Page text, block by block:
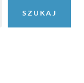
SZUKAJ